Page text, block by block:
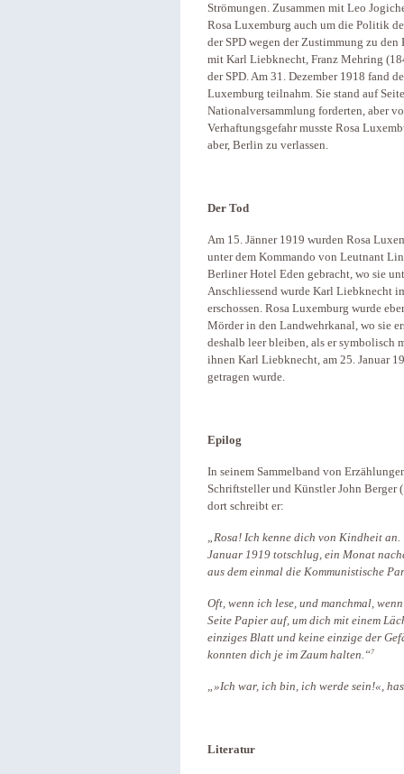
Strömungen. Zusammen mit Leo
Rosa Luxemburg auch um die Politik
der SPD wegen der Zustimmung zu
mit Karl Liebknecht, Franz Mehring
der SPD. Am 31. Dezember 1918 fand
Luxemburg teilnahm. Sie stand auf
Nationalversammlung forderten, aber
Verhaftungsgefahr musste Rosa
aber, Berlin zu verlassen.
Der Tod
Am 15. Jänner 1919 wurden Rosa
unter dem Kommando von Leutnant
Berliner Hotel Eden gebracht, wo sie
Anschliessend wurde Karl Liebknecht
erschossen. Rosa Luxemburg wurde
Mörder in den Landwehrkanal, wo sie
deshalb leer bleiben, als er symbolisch
ihnen Karl Liebknecht, am 25. Januar
getragen wurde.
Epilog
In seinem Sammelband von
Schriftsteller und Künstler John Berger
dort schreibt er:
„Rosa! Ich kenne dich von Kindheit
Januar 1919 totschlug, ein Monat
aus dem einmal die Kommunistische
Oft, wenn ich lese, und manchmal,
Seite Papier auf, um dich mit einem
einziges Blatt und keine einzige der
konnten dich je im Zaum halten.“7
„»Ich war, ich bin, ich werde sein!«,
Literatur